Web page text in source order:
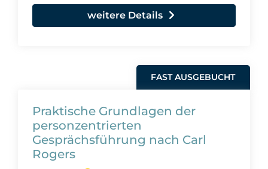
weitere Details
FAST AUSGEBUCHT
Praktische Grundlagen der
personzentrierten
Gesprächsführung nach Carl
Rogers